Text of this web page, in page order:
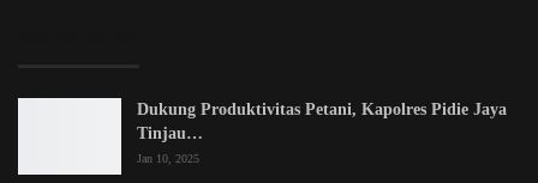
Dukung Produktivitas Petani, Kapolres Pidie Jaya
Tinjau…
Jan 10, 2025